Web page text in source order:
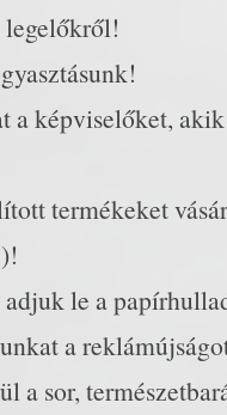
a képviselőket,
termékeket
le a
a
a sor,